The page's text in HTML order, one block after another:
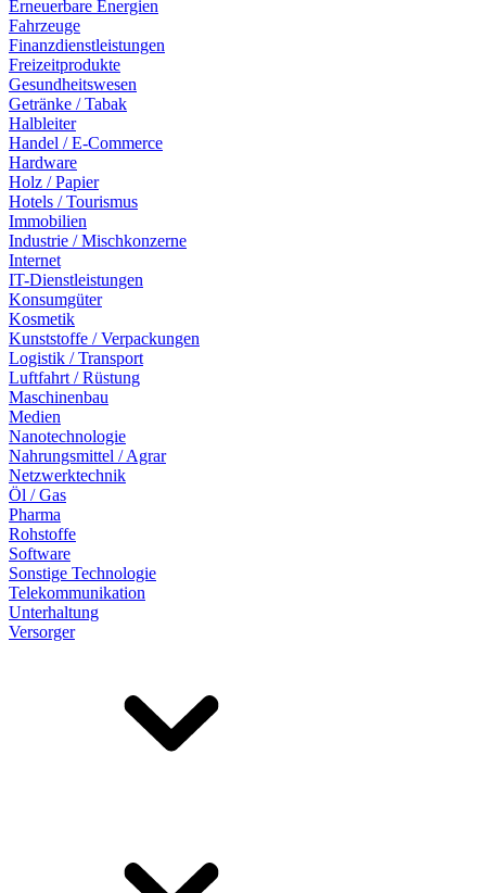
Erneuerbare Energien
Fahrzeuge
Finanzdienstleistungen
Freizeitprodukte
Gesundheitswesen
Getränke / Tabak
Halbleiter
Handel / E-Commerce
Hardware
Holz / Papier
Hotels / Tourismus
Immobilien
Industrie / Mischkonzerne
Internet
IT-Dienstleistungen
Konsumgüter
Kosmetik
Kunststoffe / Verpackungen
Logistik / Transport
Luftfahrt / Rüstung
Maschinenbau
Medien
Nanotechnologie
Nahrungsmittel / Agrar
Netzwerktechnik
Öl / Gas
Pharma
Rohstoffe
Software
Sonstige Technologie
Telekommunikation
Unterhaltung
Versorger